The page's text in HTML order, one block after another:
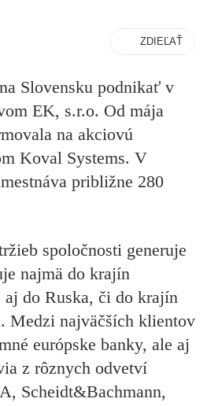
ZDIEĽAŤ
Slovensku podnikať v
EK, s.r.o. Od mája
na akciovú
Koval Systems. V
približne 280
spoločnosti generuje
najmä do krajín
aj do Ruska, či do krajín
Medzi najväčších klientov
európske banky, ale aj
z rôznych odvetví
Scheidt&Bachmann,